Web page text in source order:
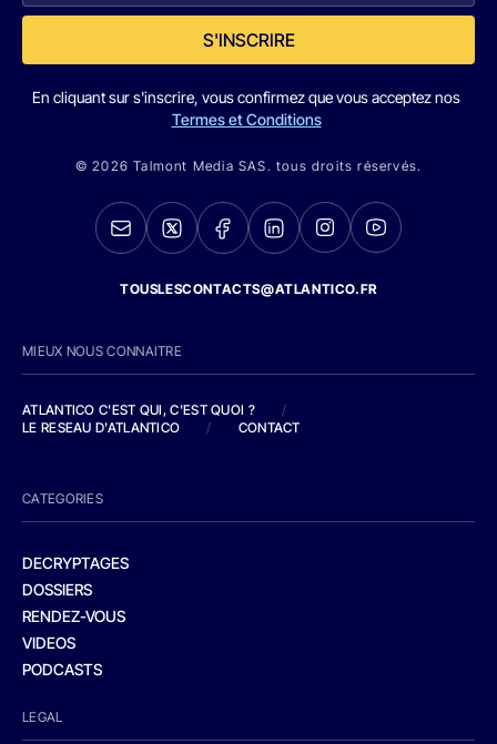
S'INSCRIRE
En cliquant sur s'inscrire, vous confirmez que vous acceptez nos
Termes et Conditions
© 2026 Talmont Media SAS. tous droits réservés.
TOUSLESCONTACTS@ATLANTICO.FR
MIEUX NOUS CONNAITRE
ATLANTICO C'EST QUI, C'EST QUOI ?
/
LE RESEAU D'ATLANTICO
/ CONTACT
CATEGORIES
DECRYPTAGES
DOSSIERS
RENDEZ-VOUS
VIDEOS
PODCASTS
LEGAL